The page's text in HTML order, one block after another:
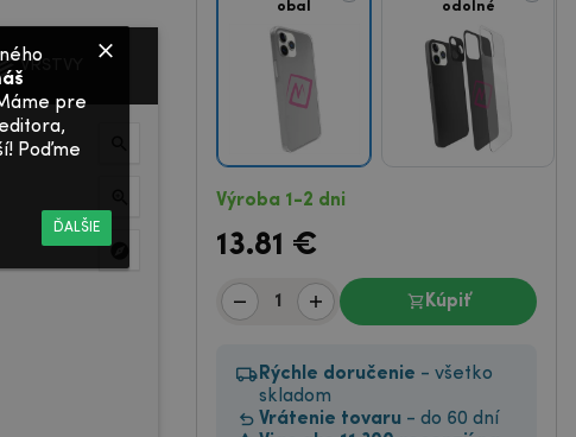
VRSTVY
obal
odolné
Výroba 1-2 dni
13.81 €
Kúpiť
Rýchle doručenie - všetko
skladom
Vrátenie tovaru - do 60 dní
pre
Poďme
ĎALŠIE